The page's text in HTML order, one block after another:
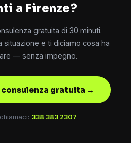
a Firenze?
gratuita di 30 minuti.
situazione e ti diciamo cosa ha
— senza impegno.
consulenza gratuita →
338 383 2307